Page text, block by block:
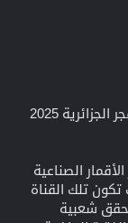
2025 الجديد عبر الأقمار الصناعية
تلك القناة
تحقق شعبية